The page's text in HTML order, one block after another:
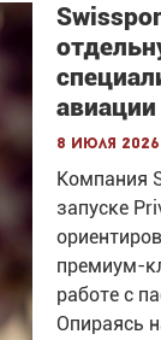
авиации
8 июля 2026
Компания
запуске
премиум-
работе с
Опираясь